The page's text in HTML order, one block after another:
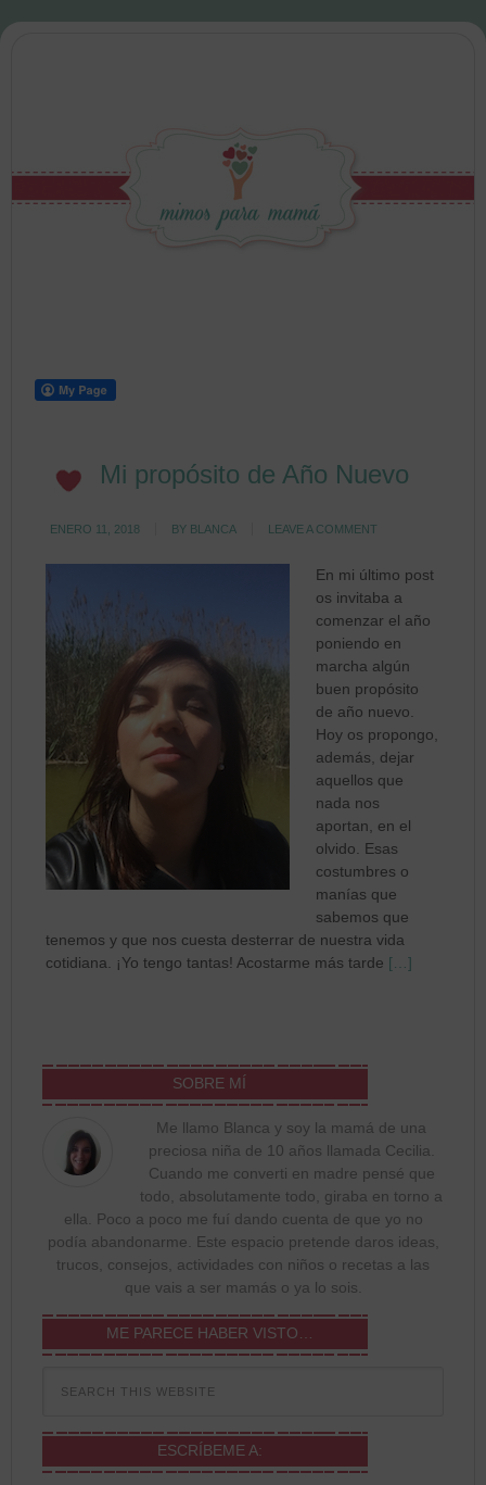
Mi propósito de Año Nuevo
ENERO 11, 2018 BY BLANCA LEAVE A COMMENT
En mi último post
os invitaba a
comenzar el año
poniendo en
marcha algún
buen propósito
de año nuevo.
Hoy os propongo,
además, dejar
aquellos que
nada nos
aportan, en el
olvido. Esas
costumbres o
manías que
sabemos que
tenemos y que nos cuesta desterrar de nuestra vida
cotidiana. ¡Yo tengo tantas! Acostarme más tarde […]
SOBRE MÍ
Me llamo Blanca y soy la mamá de una
preciosa niña de 10 años llamada Cecilia.
Cuando me converti en madre pensé que
todo, absolutamente todo, giraba en torno a
ella. Poco a poco me fuí dando cuenta de que yo no
podía abandonarme. Este espacio pretende daros ideas,
trucos, consejos, actividades con niños o recetas a las
que vais a ser mamás o ya lo sois.
ME PARECE HABER VISTO…
ESCRÍBEME A: